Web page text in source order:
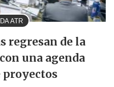
ATR
regresan de la
una agenda
proyectos